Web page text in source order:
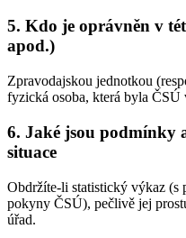
5. Kdo je oprávněn v
apod.)
Zpravodajskou jednotkou
fyzická osoba, která byla
6. Jaké jsou podmínky
situace
Obdržíte-li statistický výkaz (s
pokyny ČSÚ), pečlivě jej
úřad.